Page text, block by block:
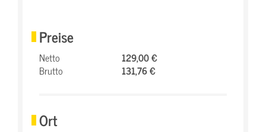
Preise
Netto
129,00 €
Brutto
131,76 €
Ort